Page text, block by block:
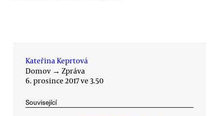
Kateřina Keprtová
Domov → Zpráva
6. prosince 2017 ve 3.50
Související